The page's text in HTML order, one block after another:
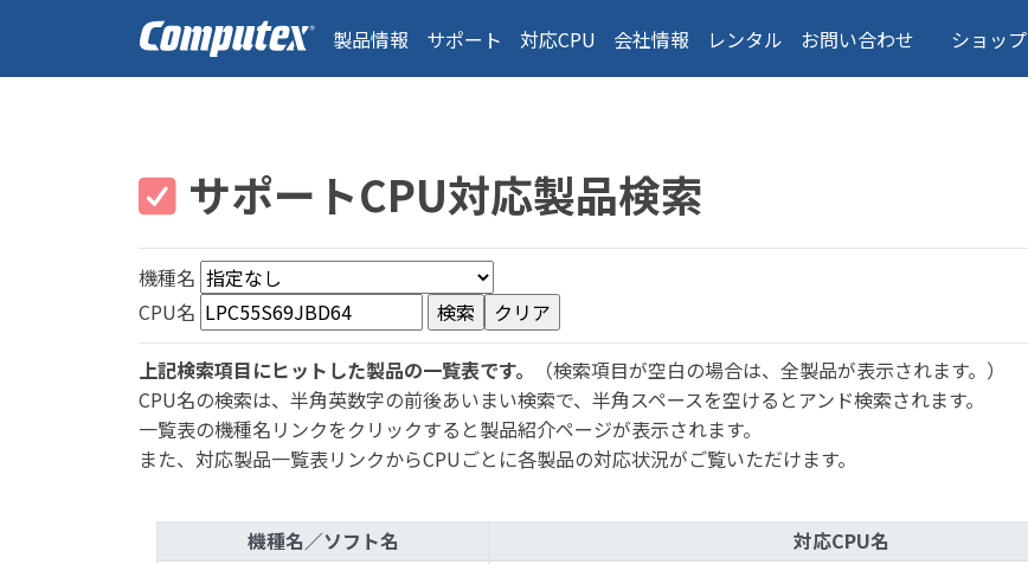
製品情報 サポート 対応CPU 会社情報 レンタル お問い合わせ ショップ
サポートCPU対応製品検索
機種名
CPU名
上記検索項目にヒットした製品の一覧表です。
（検索項目が空白の場合は、全製品が表示されます。）
CPU名の検索は、半角英数字の前後あいまい検索で、半角スペースを空けるとアンド検索されます。
一覧表の機種名リンクをクリックすると製品紹介ページが表示されます。
また、対応製品一覧表リンクからCPUごとに各製品の対応状況がご覧いただけます。
機種名／ソフト名 対応CPU名